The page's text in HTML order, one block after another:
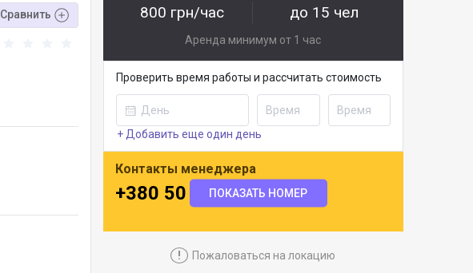
Сравнить 800 грн/час до 15 чел
Аренда минимум от 1 час
Проверить время работы и рассчитать стоимость
+ Добавить еще один день
Контакты менеджера
+380 50 316 1011
ПОКАЗАТЬ НОМЕР
! Пожаловаться на локацию